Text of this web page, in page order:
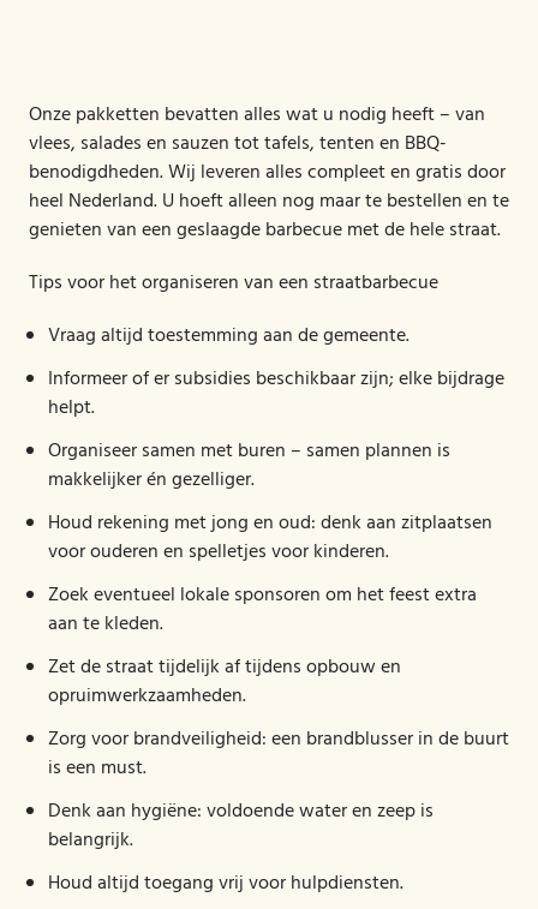
Onze pakketten bevatten alles wat u nodig heeft – van
vlees, salades en sauzen tot tafels, tenten en BBQ-
benodigdheden. Wij leveren alles compleet en gratis door
heel Nederland. U hoeft alleen nog maar te bestellen en te
genieten van een geslaagde barbecue met de hele straat.
Tips voor het organiseren van een straatbarbecue
Vraag altijd toestemming aan de gemeente.
Informeer of er subsidies beschikbaar zijn; elke bijdrage
helpt.
Organiseer samen met buren – samen plannen is
makkelijker én gezelliger.
Houd rekening met jong en oud: denk aan zitplaatsen
voor ouderen en spelletjes voor kinderen.
Zoek eventueel lokale sponsoren om het feest extra
aan te kleden.
Zet de straat tijdelijk af tijdens opbouw en
opruimwerkzaamheden.
Zorg voor brandveiligheid: een brandblusser in de buurt
is een must.
Denk aan hygiëne: voldoende water en zeep is
belangrijk.
Houd altijd toegang vrij voor hulpdiensten.